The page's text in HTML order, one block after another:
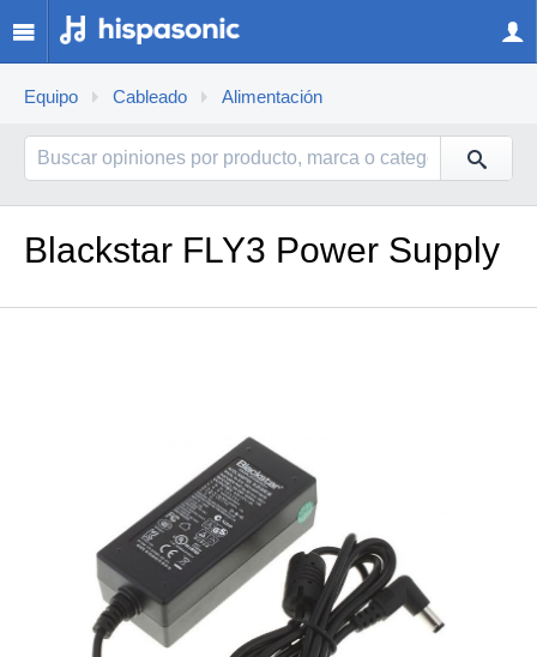
Equipo Cableado Alimentación
Blackstar FLY3 Power Supply